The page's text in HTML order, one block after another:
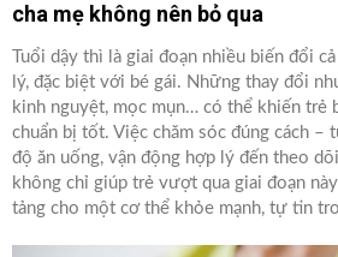
cha mẹ không nên bỏ qua
Tuổi dậy thì là giai đoạn nhiều biến đổi
lý, đặc biệt với bé gái. Những thay đổi
kinh nguyệt, mọc mụn… có thể khiến trẻ
chuẩn bị tốt. Việc chăm sóc đúng cách –
độ ăn uống, vận động hợp lý đến theo
không chỉ giúp trẻ vượt qua giai đoạn
tảng cho một cơ thể khỏe mạnh, tự tin